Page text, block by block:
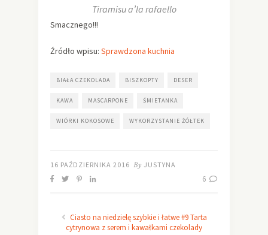
Tiramisu a’la rafaello
Smacznego!!!
Źródło wpisu: Sprawdzona kuchnia
BIAŁA CZEKOLADA BISZKOPTY DESER
KAWA MASCARPONE ŚMIETANKA
WIÓRKI KOKOSOWE WYKORZYSTANIE ŻÓŁTEK
16 PAŹDZIERNIKA 2016 By JUSTYNA
6
Ciasto na niedzielę szybkie i łatwe #9 Tarta
cytrynowa z serem i kawałkami czekolady